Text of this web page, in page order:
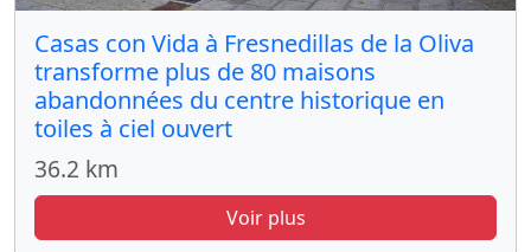
Casas con Vida à Fresnedillas de la Oliva
transforme plus de 80 maisons
abandonnées du centre historique en
toiles à ciel ouvert
36.2 km
Voir plus